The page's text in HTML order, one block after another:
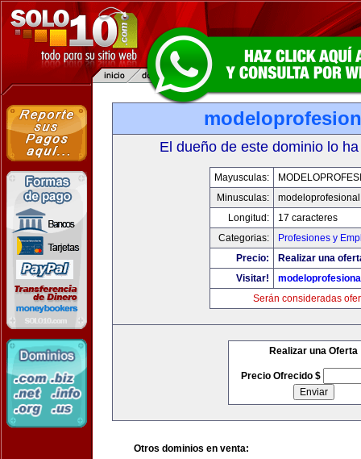
El dueño de este dominio lo
Mayusculas:
Minusculas:
Longitud:
17 caracteres
Categorias:
Profesiones y
Precio:
Realizar una
Visitar!
Serán consideradas
Realizar una Oferta
Precio Ofrecido $
Otros dominios en venta: